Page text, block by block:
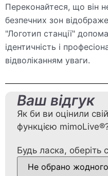
Переконайтеся, що він
безпечних зон
"Логотип станції"
ідентичність і
відволіканням уваги.
Ваш відгук
Як би ви оцінили
функцією
Будь ласка, оберіть